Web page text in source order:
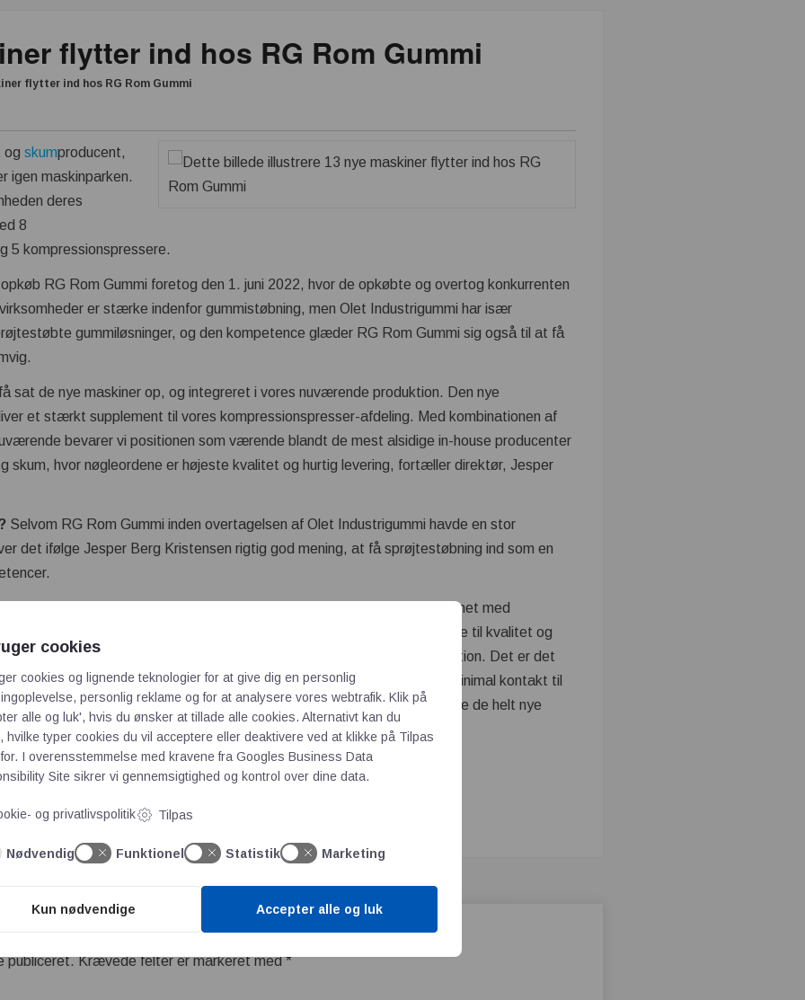
flytter ind hos RG Rom Gummi
flytter ind hos RG Rom Gummi
ogskumproducent,
igen maskinparken.
deres
8
5 kompressionspressere.
RG Rom Gummi foretog den 1. juni 2022, hvor de opkøbte og overtog konkurrenten
er stærke indenfor gummistøbning, men Olet Industrigummi har især
gummiløsninger, og den kompetence glæder RG Rom Gummi sig også til at få
sat de nye maskiner op, og integreret i vores nuværende produktion. Den nye
et stærkt supplement til vores kompressionspresser-afdeling. Med kombinationen af
bevarer vi positionen som værende blandt de mest alsidige in-house producenter
skum, hvor nøgleordene er højeste kvalitet og hurtig levering, fortæller direktør, Jesper
Selvom RG Rom Gummi inden overtagelsen af Olet Industrigummi havde en stor
det ifølge Jesper Berg Kristensen rigtig god mening, at få sprøjtestøbning ind som en
anderledes metode til at producere støbte gummiløsninger sammenlignet med
ideel til fremstilling af meget store produktserier, hvor kravene til kvalitet og
dette kan f.eks. være til fødevareindustrien eller højteknologisk produktion. Det er det
system, hvor gummiet sprøjtes ind i formen under tryk, hvilket giver minimal kontakt til
minimal forurening af emnet. Vi glæder os meget til at kunne tilbyde de helt nye
åbner op for, afslutter Jesper Berg Kristensen.
publiceret. Krævede felter er markeret med*
cookies
cookies og lignende teknologier for at give dig en personlig
personlig reklame og for at analysere vores webtrafik. Klik på
alle og luk', hvis du ønsker at tillade alle cookies. Alternativt kan du
hvilke typer cookies du vil acceptere eller deaktivere ved at klikke på Tilpas
I overensstemmelse med kravene fra Googles Business Data
Site sikrer vi gennemsigtighed og kontrol over dine data.
og privatlivspolitik Tilpas
Nødvendig Funktionel Statistik Marketing
Kun nødvendige Accepter alle og luk